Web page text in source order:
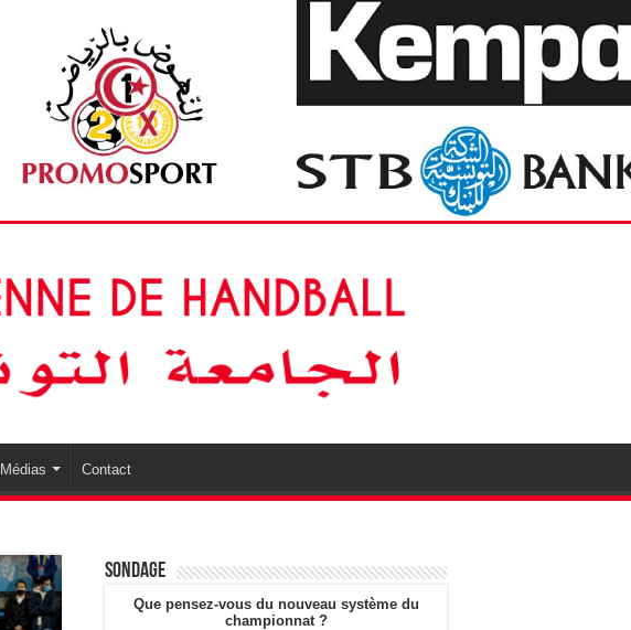
Médias Contact
Sondage
Que pensez-vous du nouveau système du
championnat ?